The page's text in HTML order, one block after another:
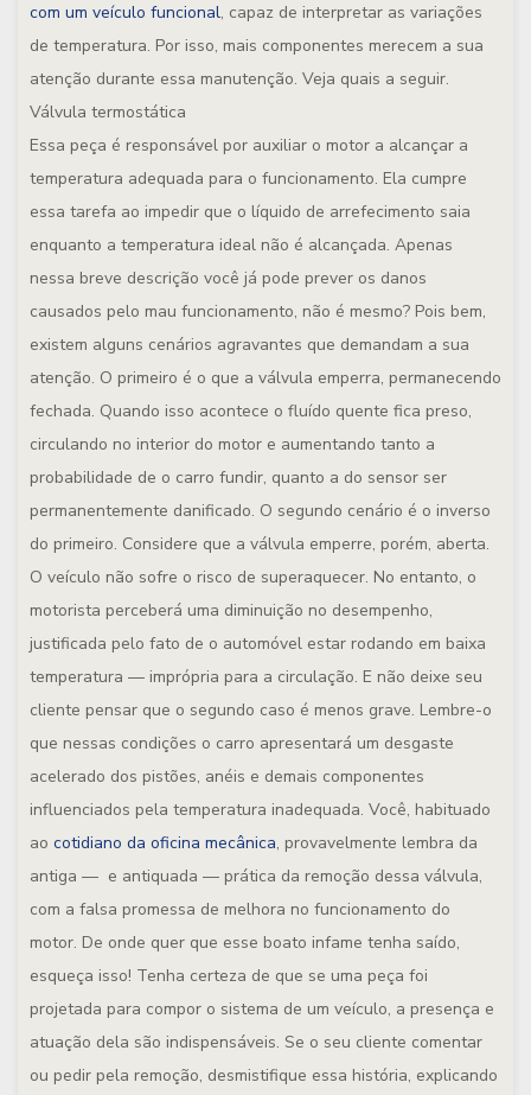
com um veículo funcional, capaz de interpretar as variações
de temperatura. Por isso, mais componentes merecem a sua
atenção durante essa manutenção. Veja quais a seguir.
Válvula termostática
Essa peça é responsável por auxiliar o motor a alcançar a
temperatura adequada para o funcionamento. Ela cumpre
essa tarefa ao impedir que o líquido de arrefecimento saia
enquanto a temperatura ideal não é alcançada. Apenas
nessa breve descrição você já pode prever os danos
causados pelo mau funcionamento, não é mesmo? Pois bem,
existem alguns cenários agravantes que demandam a sua
atenção. O primeiro é o que a válvula emperra, permanecendo
fechada. Quando isso acontece o fluído quente fica preso,
circulando no interior do motor e aumentando tanto a
probabilidade de o carro fundir, quanto a do sensor ser
permanentemente danificado. O segundo cenário é o inverso
do primeiro. Considere que a válvula emperre, porém, aberta.
O veículo não sofre o risco de superaquecer. No entanto, o
motorista perceberá uma diminuição no desempenho,
justificada pelo fato de o automóvel estar rodando em baixa
temperatura — imprópria para a circulação. E não deixe seu
cliente pensar que o segundo caso é menos grave. Lembre-o
que nessas condições o carro apresentará um desgaste
acelerado dos pistões, anéis e demais componentes
influenciados pela temperatura inadequada. Você, habituado
ao cotidiano da oficina mecânica, provavelmente lembra da
antiga — e antiquada — prática da remoção dessa válvula,
com a falsa promessa de melhora no funcionamento do
motor. De onde quer que esse boato infame tenha saído,
esqueça isso! Tenha certeza de que se uma peça foi
projetada para compor o sistema de um veículo, a presença e
atuação dela são indispensáveis. Se o seu cliente comentar
ou pedir pela remoção, desmistifique essa história, explicando